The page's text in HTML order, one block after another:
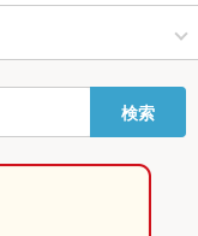
検索